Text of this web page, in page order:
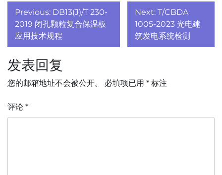
文
章
导
航
Previous: DB13(J)/T 230-
2019 闭孔颗粒复合保温板
应用技术规程
Next: T/CBDA
1005-2023 光电建
筑发电系统检测
发表回复
您的邮箱地址不会被公开。 必填项已用 * 标注
评论 *